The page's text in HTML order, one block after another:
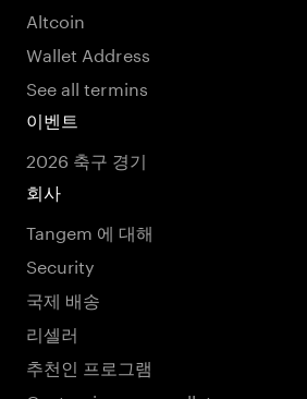
Altcoin
Wallet Address
See all termins
이벤트
2026 축구 경기
회사
Tangem 에 대해
Security
국제 배송
리셀러
추천인 프로그램